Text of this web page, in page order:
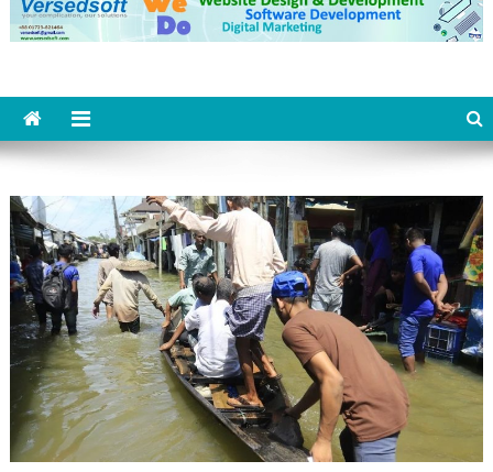
from LONDON